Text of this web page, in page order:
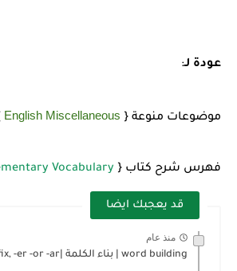
عودة لـ:
موضوعات منوعة { English Miscellaneous
فهرس شرح كتاب { Vocabulary
قد يعجبك ايضا
منذ عام
word building | بناء الكلمة |suffix, -er -or -ar